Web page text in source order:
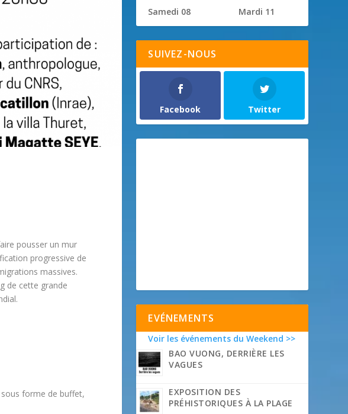
pousser un mur
progressive de
massives.
de cette grande
forme de buffet,
Samedi 08 Mardi 11
SUIVEZ-NOUS
Facebook Twitter
EVÉNEMENTS
Voir les événements du Weekend >>
BAO VUONG, DERRIÈRE LES
VAGUES
EXPOSITION DES
PRÉHISTORIQUES À LA PLAGE